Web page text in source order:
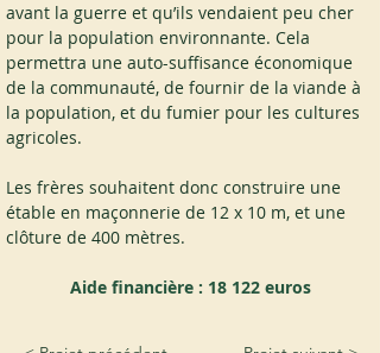
avant la guerre et qu’ils vendaient peu cher
pour la population environnante. Cela
permettra une auto-suffisance économique
de la communauté, de fournir de la viande à
la population, et du fumier pour les cultures
agricoles.
Les frères souhaitent donc construire une
étable en maçonnerie de 12 x 10 m, et une
clôture de 400 mètres.
Aide financière : 18 122 euros